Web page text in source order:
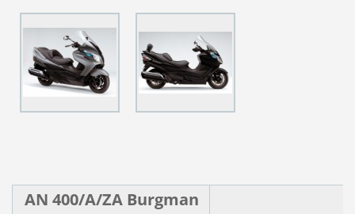
AN 400/A/ZA Burgman